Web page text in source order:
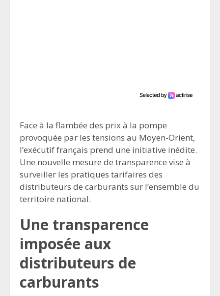
Face à la flambée des prix à la pompe
provoquée par les tensions au Moyen-Orient,
l’exécutif français prend une initiative inédite.
Une nouvelle mesure de transparence vise à
surveiller les pratiques tarifaires des
distributeurs de carburants sur l’ensemble du
territoire national.
Une transparence
imposée aux
distributeurs de
carburants